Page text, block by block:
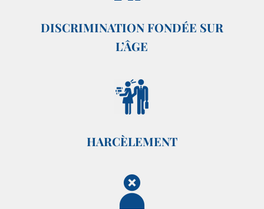
DISCRIMINATION FONDÉE SUR
L’ÂGE
HARCÈLEMENT